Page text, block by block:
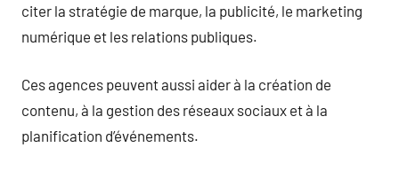
citer la stratégie de marque, la publicité, le marketing
numérique et les relations publiques.
Ces agences peuvent aussi aider à la création de
contenu, à la gestion des réseaux sociaux et à la
planification d’événements.